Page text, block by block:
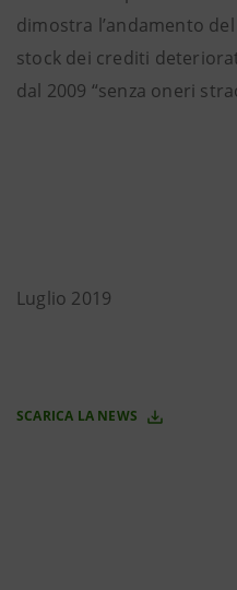
dimostra l’andamento
stock dei crediti
dal 2009 “senza oneri
Luglio 2019
SCARICA LA NEWS